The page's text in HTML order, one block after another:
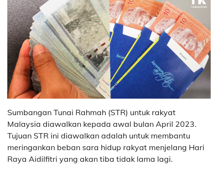
Sumbangan Tunai Rahmah (STR) untuk rakyat
Malaysia diawalkan kepada awal bulan April 2023.
Tujuan STR ini diawalkan adalah untuk membantu
meringankan beban sara hidup rakyat menjelang Hari
Raya Aidilfitri yang akan tiba tidak lama lagi.